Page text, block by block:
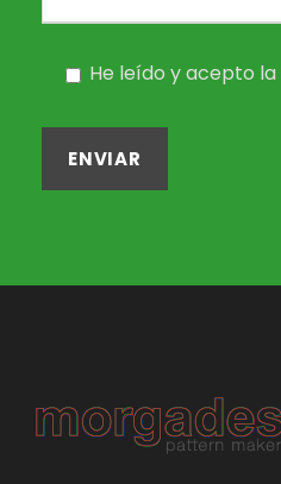
He leído y acepto la